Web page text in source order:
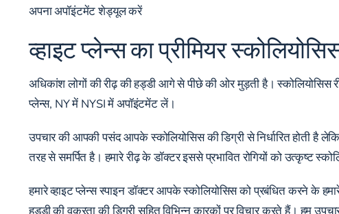
अपना अपॉइंटमेंट शेड्यूल करें
व्हाइट प्लेन्स का प्रीमियर
अधिकांश लोगों की रीढ़ की हड्डी आगे से पीछे की ओर मुड़ती है। स्कोलियोसिस
प्लेन्स, NY में NYSI में अपॉइंटमेंट लें।
उपचार की आपकी पसंद आपके स्कोलियोसिस की डिग्री से निर्धारित होती है
तरह से समर्पित है। हमारे रीढ़ के डॉक्टर इससे प्रभावित रोगियों को उत्कृष्ट
हमारे व्हाइट प्लेन्स स्पाइन डॉक्टर आपके स्कोलियोसिस को प्रबंधित करने
हड्डी की वक्रता की डिग्री सहित विभिन्न कारकों पर विचार करते हैं। हम